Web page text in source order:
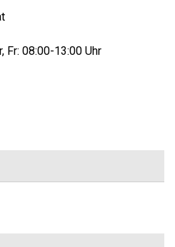
Fr: 08:00-13:00 Uhr